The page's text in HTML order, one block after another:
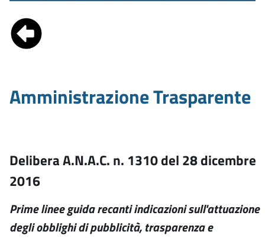
Amministrazione Trasparente
Delibera A.N.A.C. n. 1310 del 28 dicembre
2016
Prime linee guida recanti indicazioni sull'attuazione
degli obblighi di pubblicità, trasparenza e